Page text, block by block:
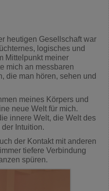
heutigen Gesellschaft war
logisches und
Mittelpunkt meiner
mich an messbaren
die man hören, sehen und
meines Körpers und
neue Welt für mich.
innere Welt, die Welt des
Intuition.
der Kontakt mit anderen
tiefere Verbindung
spüren.